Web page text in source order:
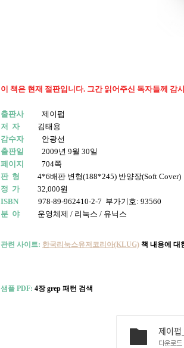
이 책은 현재 절판입니다. 그간 읽어주신 독자들께 감
출판사
제이펍
저 자
김태용
감수자
안광선
출판일
2009년 9월 30일
페이지
704쪽
판 형
4*6배판 변형(188*245) 반양장(Soft Cover)
정 가
32,000원
ISBN
978-89-962410-2-7 부가기호: 93560
분 야
운영체제 / 리눅스 / 유닉스
관련 사이트: 한국리눅스유저코리아(KLUG) 책 내용에 대
샘플 PDF: 4장 grep 패턴 검색
제이
다운로드